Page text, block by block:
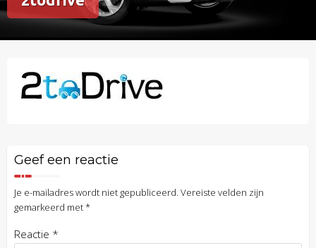
Geef een reactie
Je e-mailadres wordt niet gepubliceerd. Vereiste velden zijn
gemarkeerd met*
Reactie *